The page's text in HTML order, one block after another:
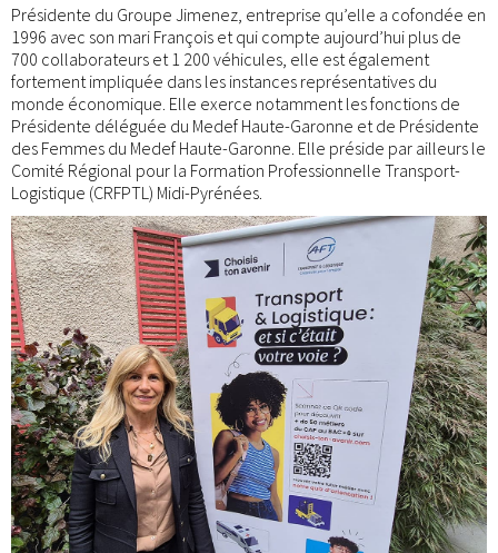
Présidente du Groupe Jimenez, entreprise qu’elle a cofondée en
1996 avec son mari François et qui compte aujourd’hui plus de
700 collaborateurs et 1 200 véhicules, elle est également
fortement impliquée dans les instances représentatives du
monde économique. Elle exerce notamment les fonctions de
Présidente déléguée du Medef Haute-Garonne et de Présidente
des Femmes du Medef Haute-Garonne. Elle préside par ailleurs le
Comité Régional pour la Formation Professionnelle Transport-
Logistique (CRFPTL) Midi-Pyrénées.